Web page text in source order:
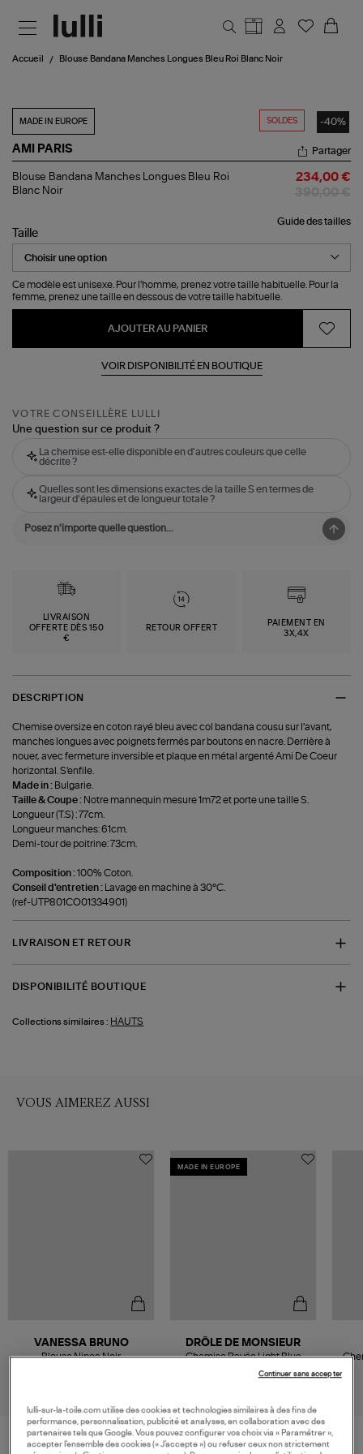
Accueil Blouse Bandana Manches Longues Bleu Roi Blanc Noir
SOLDES -40%
MADE IN EUROPE
AMI PARIS
Blouse
Bandana
Bleu
Roi
Blanc
Noir
Partager
Blouse Bandana Manches Longues Bleu Roi
Blanc Noir
234,00 €
Guide des tailles
Taille
Ce modèle est unisexe. Pour l'homme, prenez votre taille habituelle. Pour la
femme, prenez une taille en dessous de votre taille habituelle.
AJOUTER AU PANIER
VOIR DISPONIBILITÉ EN BOUTIQUE
VOTRE CONSEILLÈRE LULLI
Une question sur ce produit ?
La chemise est-elle disponible en d'autres couleurs que celle
décrite ?
Quelles sont les dimensions exactes de la taille S en termes de
largeur d'épaules et de longueur totale ?
LIVRAISON
OFFERTE DÈS 150
€
RETOUR OFFERT
PAIEMENT EN
3X,4X
DESCRIPTION
Chemise oversize en coton rayé bleu avec col bandana cousu sur l'avant,
manches longues avec poignets fermés par boutons en nacre. Derrière à
nouer, avec fermeture inversible et plaque en métal argenté Ami De Coeur
horizontal. S'enfile.
Made in : Bulgarie.
Taille & Coupe : Notre mannequin mesure 1m72 et porte une taille S.
Longueur (T.S) : 77cm.
Longueur manches: 61cm.
Demi-tour de poitrine: 73cm.
Composition :100% Coton.
Conseil d'entretien : Lavage en machine à 30°C.
(ref-UTP801CO01334901)
LIVRAISON ET RETOUR
DISPONIBILITÉ BOUTIQUE
Collections similaires : HAUTS
VOUS AIMEREZ AUSSI
VANESSA BRUNO
Blouse Nipoa Noir
MADE IN EUROPE
195,00 €
DRÔLE DE MONSIEUR
Chemise Rayée Light Blue
lulli-sur-la-toile.com utilise des cookies et technologies similaires à des fins de
performance, personnalisation, publicité et analyses, en collaboration avec des
partenaires tels que Google. Vous pouvez configurer vos choix via « Paramétrer »,
accepter l’ensemble des cookies (« J’accepte ») ou refuser ceux non strictement
Continuer sans accepter